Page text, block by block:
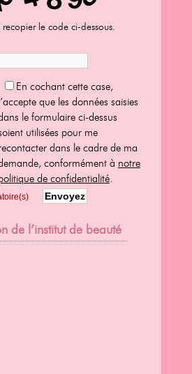
recopier le code ci-dessous.
En cochant cette case,
que les données saisies
le formulaire ci-dessus
utilisées pour me
dans le cadre de ma
conformément à notre
de confidentialité.
de l’institut de beauté